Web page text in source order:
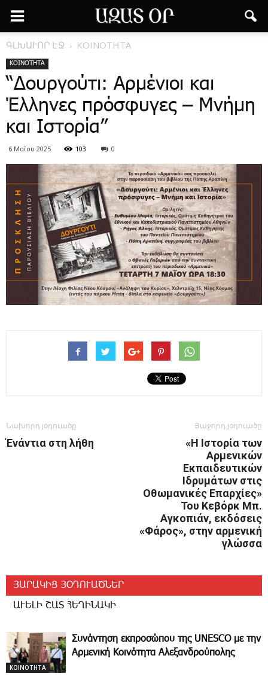
ԳԼԽԱՒՈՐ ԷՋ ΚΟΙΝΟΤΗΤΑ
ΚΟΙΝΟΤΗΤΑ
“Δουργούτι: Αρμένιοι και
Έλληνες πρόσφυγες – Μνήμη
και Ιστορία”
6 Μαΐου 2025 103 0
Նախորդ յօդուածը
Ένάντια στη λήθη
Յաջորդ յօդուածը
«Η Ιστορία των
Αρμενικών
Εκπαιδευτικών
Ιδρυμάτων στις
Οθωμανικές Επαρχίες»
Του Κεβόρκ Μπ.
Αγκοπιάν, εκδόσεις
«Φάρος», στην αρμενική
γλώσσα
ՅԱՐԱԿԻՑ ՅՕԴՈՒԱԾՆԵՐ
ԱՒԵԼԻ ՇԱՏ ՀԵՂԻՆԱԿԻ
ΚΟΙΝΟΤΗΤΑ
Συνάντηση εκπροσώπου της UNESCO με την
Αρμενική Κοινότητα Αλεξανδρούπολης